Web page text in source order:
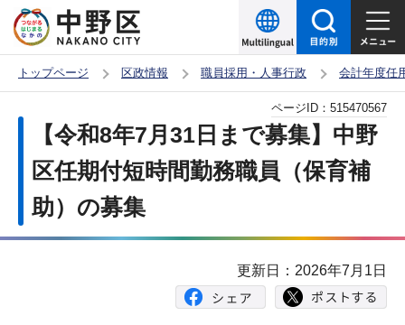
の
ー
す
トップページ 区政情報 職員採用・人事行政 会計年度任
【令和8年7月31日まで募集】中野
区任期付短時間勤務職員（保育補
助）の募集
ページID： 515470567
更新日：2026年7月1日